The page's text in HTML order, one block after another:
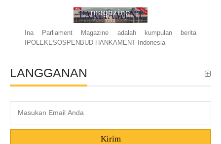
magazine
Ina Parliament Magazine adalah kumpulan berita
IPOLEKESOSPENBUD HANKAMENT Indonesia
LANGGANAN
Kirim